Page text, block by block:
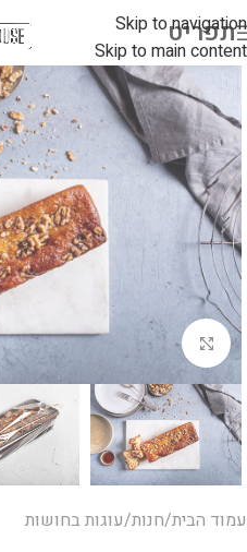
Skip to navigation
Skip to main content
תפריט
לחץ להגדלה
עמוד הבית/חנות/עוגות בחושות